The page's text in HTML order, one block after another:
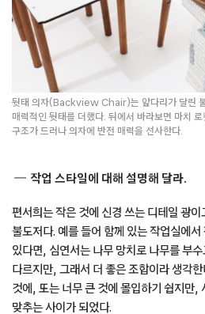
뒷태 의자(Backview Chair)는 앞다리가 달린 불
매력적인 뒷태를 더했다. 뒤에서 바라보면 마치
구조가 드러나 의자에 반전 매력을 선사한다.
작업 스타일에 대해 설명해 달라.
편서희는 작은 것에 신경 쓰는 디테일 광이
불도저다. 예를 들어 함께 있는 작업실에
있다면, 심연서는 나무 망치로 나무를 부
다르지만, 그래서 더 좋은 조합이라 생각
것에, 또는 너무 큰 것에 몰입하기 쉽지만,
맞추는 사이가 되었다.